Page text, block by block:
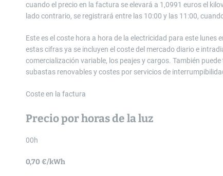
cuando el precio en la factura se elevará a 1,0991 euros el
lado contrario, se registrará entre las 10:00 y las 11:00,
Este es el coste hora a hora de la electricidad para este lunes
estas cifras ya se incluyen el coste del mercado diario e
comercialización variable, los peajes y cargos. También
subastas renovables y costes por servicios de
Coste en la factura
Precio por horas de la luz
00h
0,70 €/kWh